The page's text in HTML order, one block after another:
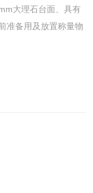
大理石台面、具有
准备用及放置称量物